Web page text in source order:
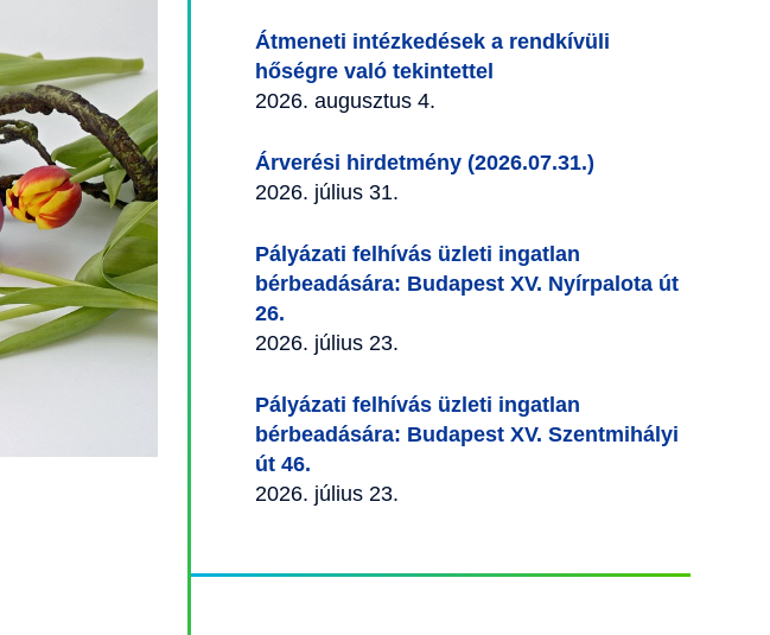
Átmeneti intézkedések a rendkívüli
hőségre való tekintettel
2026. augusztus 4.
Árverési hirdetmény (2026.07.31.)
2026. július 31.
Pályázati felhívás üzleti ingatlan
bérbeadására: Budapest XV. Nyírpalota út
26.
2026. július 23.
Pályázati felhívás üzleti ingatlan
bérbeadására: Budapest XV. Szentmihályi
út 46.
2026. július 23.